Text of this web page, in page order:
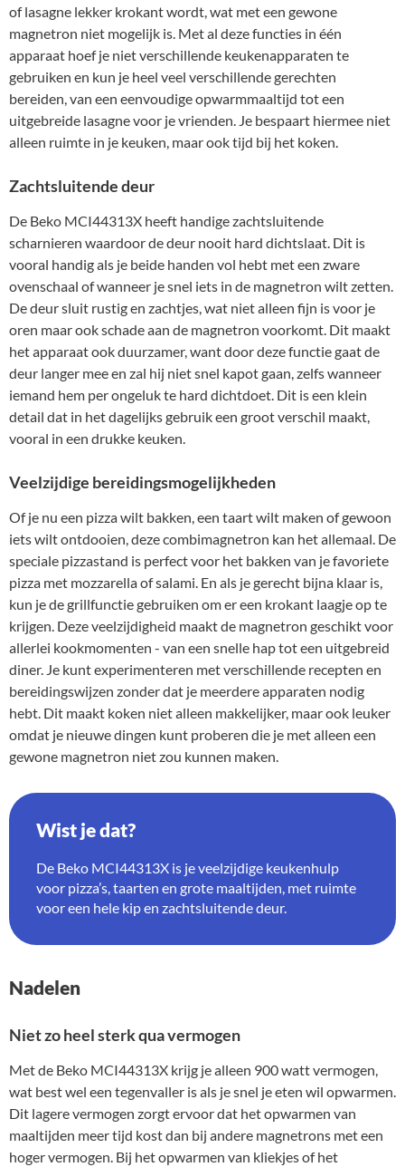
of lasagne lekker krokant wordt, wat met een gewone
magnetron niet mogelijk is. Met al deze functies in één
apparaat hoef je niet verschillende keukenapparaten te
gebruiken en kun je heel veel verschillende gerechten
bereiden, van een eenvoudige opwarmmaaltijd tot een
uitgebreide lasagne voor je vrienden. Je bespaart hiermee niet
alleen ruimte in je keuken, maar ook tijd bij het koken.
Zachtsluitende deur
De Beko MCI44313X heeft handige zachtsluitende
scharnieren waardoor de deur nooit hard dichtslaat. Dit is
vooral handig als je beide handen vol hebt met een zware
ovenschaal of wanneer je snel iets in de magnetron wilt zetten.
De deur sluit rustig en zachtjes, wat niet alleen fijn is voor je
oren maar ook schade aan de magnetron voorkomt. Dit maakt
het apparaat ook duurzamer, want door deze functie gaat de
deur langer mee en zal hij niet snel kapot gaan, zelfs wanneer
iemand hem per ongeluk te hard dichtdoet. Dit is een klein
detail dat in het dagelijks gebruik een groot verschil maakt,
vooral in een drukke keuken.
Veelzijdige bereidingsmogelijkheden
Of je nu een pizza wilt bakken, een taart wilt maken of gewoon
iets wilt ontdooien, deze combimagnetron kan het allemaal. De
speciale pizzastand is perfect voor het bakken van je favoriete
pizza met mozzarella of salami. En als je gerecht bijna klaar is,
kun je de grillfunctie gebruiken om er een krokant laagje op te
krijgen. Deze veelzijdigheid maakt de magnetron geschikt voor
allerlei kookmomenten - van een snelle hap tot een uitgebreid
diner. Je kunt experimenteren met verschillende recepten en
bereidingswijzen zonder dat je meerdere apparaten nodig
hebt. Dit maakt koken niet alleen makkelijker, maar ook leuker
omdat je nieuwe dingen kunt proberen die je met alleen een
gewone magnetron niet zou kunnen maken.
Wist je dat?
De Beko MCI44313X is je veelzijdige keukenhulp
voor pizza’s, taarten en grote maaltijden, met ruimte
voor een hele kip en zachtsluitende deur.
Nadelen
Niet zo heel sterk qua vermogen
Met de Beko MCI44313X krijg je alleen 900 watt vermogen,
wat best wel een tegenvaller is als je snel je eten wil opwarmen.
Dit lagere vermogen zorgt ervoor dat het opwarmen van
maaltijden meer tijd kost dan bij andere magnetrons met een
hoger vermogen. Bij het opwarmen van kliekjes of het